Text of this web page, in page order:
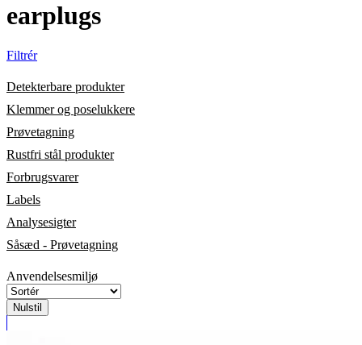
earplugs
Filtrér
Detekterbare produkter
Klemmer og poselukkere
Prøvetagning
Rustfri stål produkter
Forbrugsvarer
Labels
Analysesigter
Såsæd - Prøvetagning
Anvendelsesmiljø
Nulstil